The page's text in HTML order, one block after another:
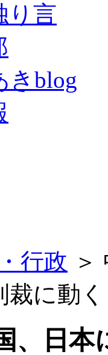
り言
きblog
行政
裁に動
、日本